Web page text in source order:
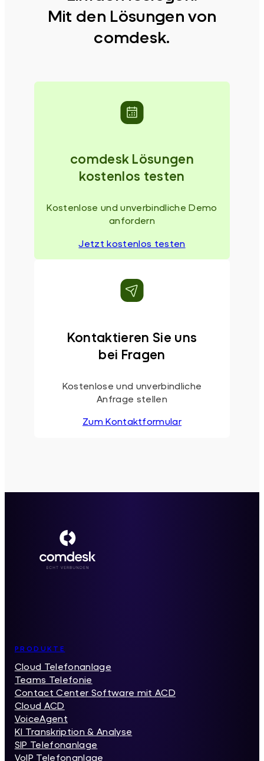
Mit den Lösungen von
comdesk.
comdesk Lösungen
kostenlos testen
Kostenlose und unverbindliche Demo
anfordern
Jetzt kostenlos testen
Kontaktieren Sie uns
bei Fragen
Kostenlose und unverbindliche
Anfrage stellen
Zum Kontaktformular
Inhaltsverzeichnis
PRODUKTE
Cloud Telefonanlage
Teams Telefonie
Contact Center Software mit ACD
Cloud ACD
VoiceAgent
KI Transkription & Analyse
SIP Telefonanlage
VoIP Telefonanlage